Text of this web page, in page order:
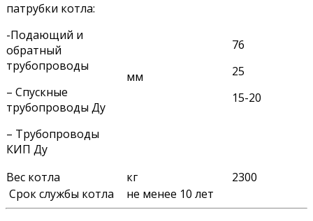
патрубки котла:
-Подающий и
обратный
трубопроводы
– Спускные
трубопроводы Ду
– Трубопроводы
КИП Ду
мм
76
25
15-20
Вес котла кг
2300
Срок службы котла
не менее 10 лет